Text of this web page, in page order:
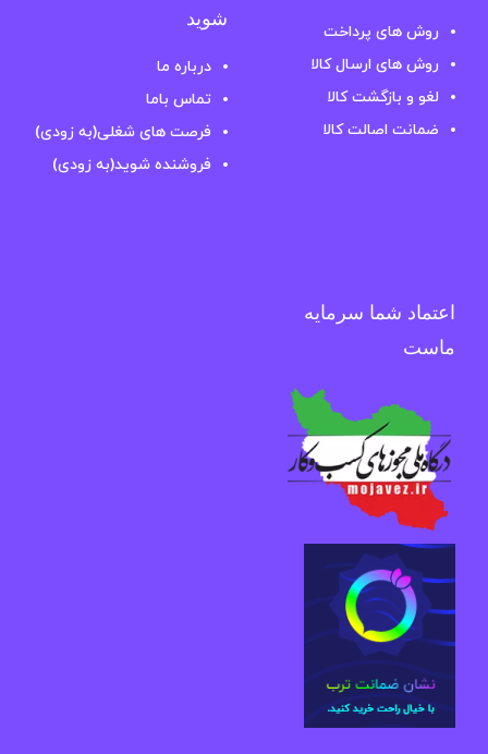
روش های پرداخت
روش های ارسال کالا
لغو و بازگشت کالا
ضمانت اصالت کالا
شوید
درباره ما
تماس باما
فرصت های شغلی(به زودی)
فروشنده شوید(به زودی)
اعتماد شما سرمایه
ماست